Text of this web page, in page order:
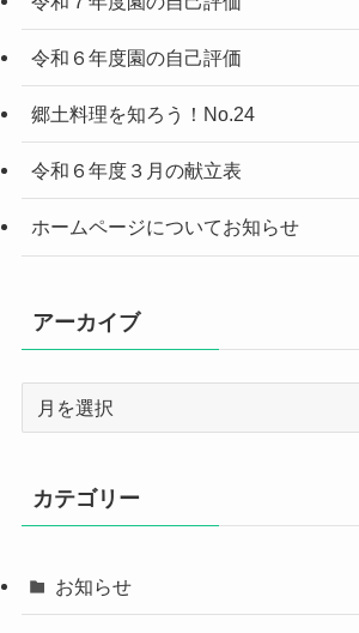
令和６年度園の自己評価
郷土料理を知ろう！No.24
令和６年度３月の献立表
ホームページについてお知らせ
アーカイブ
ブ
カテゴリー
お知らせ